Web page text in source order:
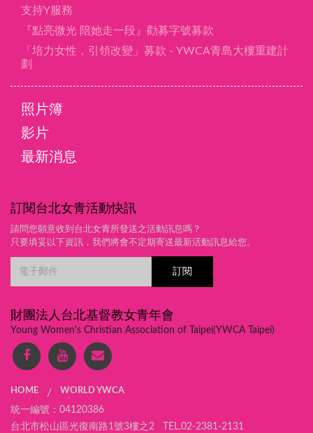
支持Y服務
『點亮微光 陪她走一段』勸募字號募款
「培力女性，引領改變」募款 - YWCA青島大樓重建計
劃
照片簿
影片
最新消息
訂閱台北女青活動快訊
請問您願意收到台北女青所發送之活動訊息嗎？
只要填妥以下資訊，我們將會不定期寄送最新活動訊息給您。
財團法人台北基督教女青年會
Young Women's Christian Association of Taipei(YWCA Taipei)
HOME / WORLD YWCA
統一編號：04120386
台北市松山區光復南路1號3樓之2 TEL.02-2381-2131